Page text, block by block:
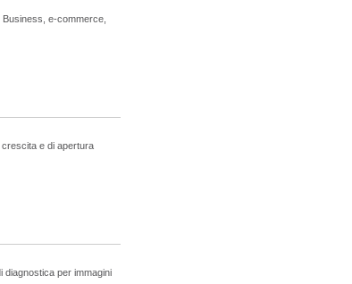
e-commerce,
e di apertura
diagnostica per immagini